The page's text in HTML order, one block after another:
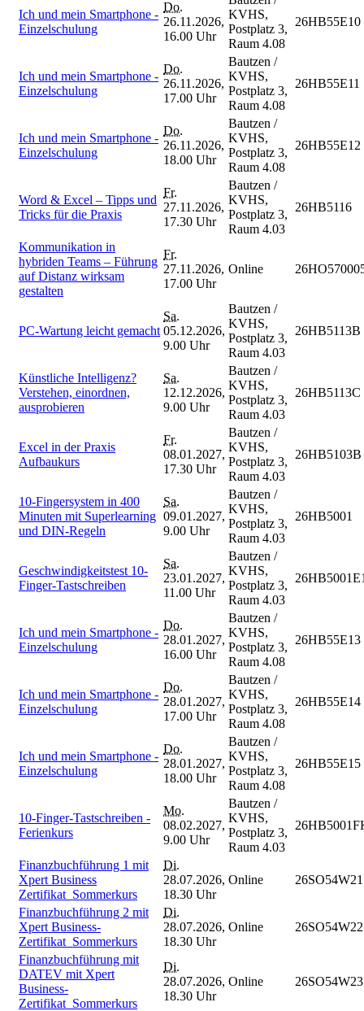
Ich und mein Smartphone -
Einzelschulung
Do.
26.11.2026,
16.00 Uhr
KVHS,
Postplatz 3,
Raum 4.08
26HB55E10
Ich und mein Smartphone -
Einzelschulung
Do.
26.11.2026,
17.00 Uhr
Bautzen /
KVHS,
Postplatz 3,
Raum 4.08
26HB55E11
Ich und mein Smartphone -
Einzelschulung
Do.
26.11.2026,
18.00 Uhr
Bautzen /
KVHS,
Postplatz 3,
Raum 4.08
26HB55E12
Word & Excel – Tipps und
Tricks für die Praxis
Fr.
27.11.2026,
17.30 Uhr
Bautzen /
KVHS,
Postplatz 3,
Raum 4.03
26HB5116
Kommunikation in
hybriden Teams – Führung
auf Distanz wirksam
gestalten
Fr.
27.11.2026,
17.00 Uhr
Online
PC-Wartung leicht gemacht
Sa.
05.12.2026,
9.00 Uhr
Bautzen /
KVHS,
Postplatz 3,
Raum 4.03
26HB5113B
Künstliche Intelligenz?
Verstehen, einordnen,
ausprobieren
Sa.
12.12.2026,
9.00 Uhr
Bautzen /
KVHS,
Postplatz 3,
Raum 4.03
26HB5113C
Excel in der Praxis
Aufbaukurs
Fr.
08.01.2027,
17.30 Uhr
Bautzen /
KVHS,
Postplatz 3,
Raum 4.03
26HB5103B
10-Fingersystem in 400
Minuten mit Superlearning
und DIN-Regeln
Sa.
09.01.2027,
9.00 Uhr
Bautzen /
KVHS,
Postplatz 3,
Raum 4.03
26HB5001
Geschwindigkeitstest 10-
Finger-Tastschreiben
Sa.
23.01.2027,
11.00 Uhr
Bautzen /
KVHS,
Postplatz 3,
Raum 4.03
Ich und mein Smartphone -
Einzelschulung
Do.
28.01.2027,
16.00 Uhr
Bautzen /
KVHS,
Postplatz 3,
Raum 4.08
26HB55E13
Ich und mein Smartphone -
Einzelschulung
Do.
28.01.2027,
17.00 Uhr
Bautzen /
KVHS,
Postplatz 3,
Raum 4.08
26HB55E14
Ich und mein Smartphone -
Einzelschulung
Do.
28.01.2027,
18.00 Uhr
Bautzen /
KVHS,
Postplatz 3,
Raum 4.08
26HB55E15
10-Finger-Tastschreiben -
Ferienkurs
Mo.
08.02.2027,
9.00 Uhr
Bautzen /
KVHS,
Postplatz 3,
Raum 4.03
Finanzbuchführung 1 mit
Xpert Business
Zertifikat_Sommerkurs
Di.
28.07.2026,
18.30 Uhr
Online 26SO54W21
Finanzbuchführung 2 mit
Xpert Business-
Zertifikat_Sommerkurs
Di.
28.07.2026,
18.30 Uhr
Online 26SO54W22
Finanzbuchführung mit
DATEV mit Xpert
Business-
Zertifikat_Sommerkurs
Di.
28.07.2026,
18.30 Uhr
Online 26SO54W23